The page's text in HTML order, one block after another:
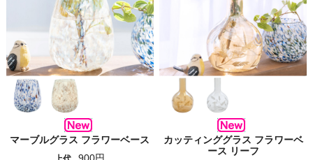
マーブルグラス フラワーベース
カッティンググラス フラワーベ
ース リーフ